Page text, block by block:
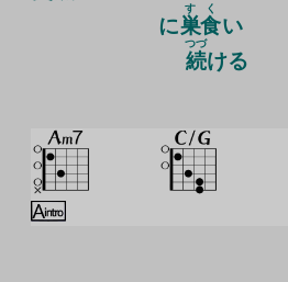
に巣
す
食
く
い
続
つづ
ける